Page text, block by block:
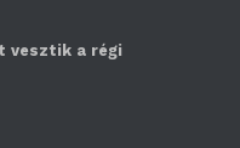
vesztik a régi